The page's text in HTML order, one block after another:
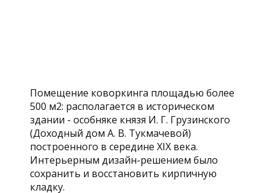
Помещение коворкинга площадью более
500 м2: располагается в историческом
здании - особняке князя И. Г. Грузинского
(Доходный дом А. В. Тукмачевой)
построенного в середине XIX века.
Интерьерным дизайн-решением было
сохранить и восстановить кирпичную
кладку.